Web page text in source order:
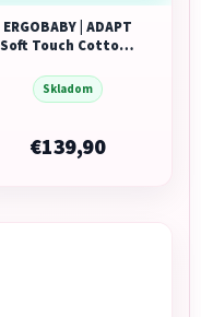
ERGOBABY | ADAPT
Soft Touch Cotton -
Skladom
€139,90